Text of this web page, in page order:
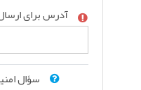
آدرس برای
سؤال